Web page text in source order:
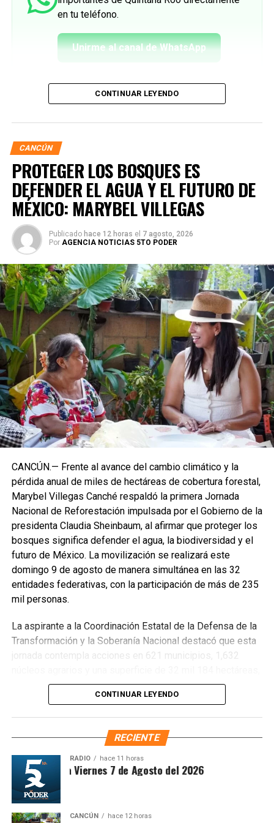
en tu teléfono.
Unirme al canal de WhatsApp
CONTINUAR LEYENDO
CANCÚN
PROTEGER LOS BOSQUES ES
DEFENDER EL AGUA Y EL FUTURO DE
MÉXICO: MARYBEL VILLEGAS
Publicado hace 12 horas el 7 agosto, 2026
Por AGENCIA NOTICIAS 5TO PODER
CANCÚN.— Frente al avance del cambio climático y la
pérdida anual de miles de hectáreas de cobertura forestal,
Marybel Villegas Canché respaldó la primera Jornada
Nacional de Reforestación impulsada por el Gobierno de la
presidenta Claudia Sheinbaum, al afirmar que proteger los
bosques significa defender el agua, la biodiversidad y el
futuro de México. La movilización se realizará este
domingo 9 de agosto de manera simultánea en las 32
entidades federativas, con la participación de más de 235
mil personas.
La aspirante a la Coordinación Estatal de la Defensa de la
Transformación y la Soberanía Nacional destacó que esta
jornada contempla acciones en 621 municipios, 1,632
donde se plantarán más de 6.6 millones de árboles,
arbustos y plantas herbáceas, además de la dispersión de
Subrayó que la magnitud de este esfuerzo responde a los
desafíos ambientales del país, que cada año pierde más
de 203 mil hectáreas por deforestación y enfrenta daños
por incendios, plagas y enfermedades.
CONTINUAR LEYENDO
RECIENTE
RADIO hace 11 horas
Matutina Viernes 7 de Agosto del 2026
CANCÚN hace 12 horas